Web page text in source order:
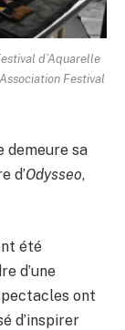
d’Aquarelle
Festival
demeure sa
d’Odysseo,
été
d’une
ont
d’inspirer